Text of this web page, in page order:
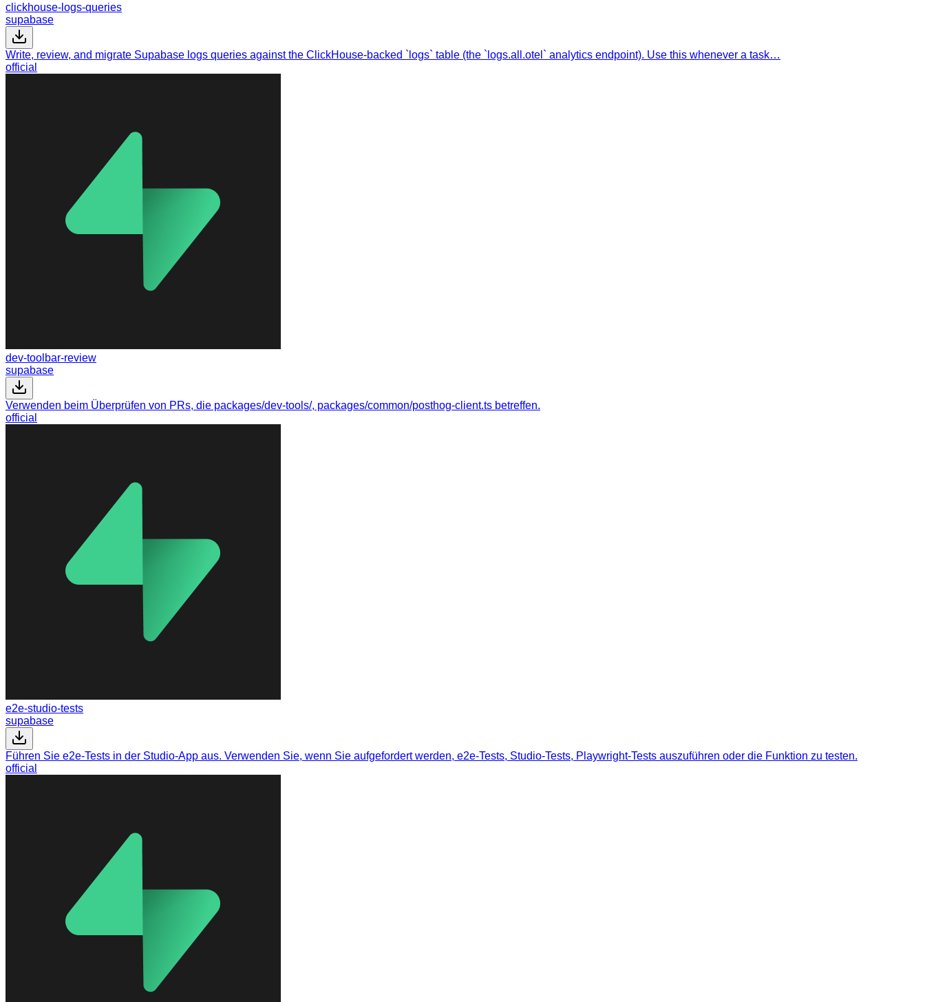
clickhouse-logs-queries
supabase
Write, review, and migrate Supabase logs queries against the ClickHouse-backed `logs` table (the `logs.all.otel` analytics endpoint). Use this whenever a task…
official
dev-toolbar-review
supabase
Verwenden beim Überprüfen von PRs, die packages/dev-tools/, packages/common/posthog-client.ts betreffen.
official
e2e-studio-tests
supabase
Führen Sie e2e-Tests in der Studio-App aus. Verwenden Sie, wenn Sie aufgefordert werden, e2e-Tests, Studio-Tests, Playwright-Tests auszuführen oder die Funktion zu testen.
official